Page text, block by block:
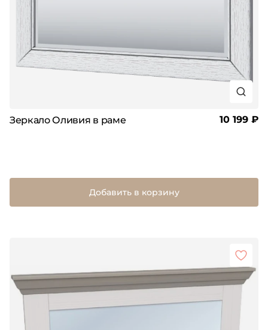
Зеркало Оливия в раме 10 199 ₽
Добавить в корзину